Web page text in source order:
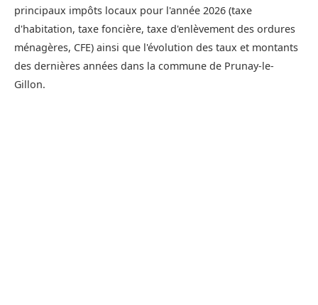
principaux impôts locaux pour l'année 2026 (taxe
d'habitation, taxe foncière, taxe d'enlèvement des ordures
ménagères, CFE) ainsi que l'évolution des taux et montants
des dernières années dans la commune de Prunay-le-
Gillon.